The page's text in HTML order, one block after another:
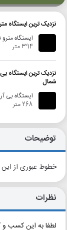
نزدیک ترین ایستگاه مترو
ایستگاه
394 متر
شمال
ایستگاه بی
268 متر
توضیحات
خطوط عبوری از این
نظرات
لطفا به این کسب و